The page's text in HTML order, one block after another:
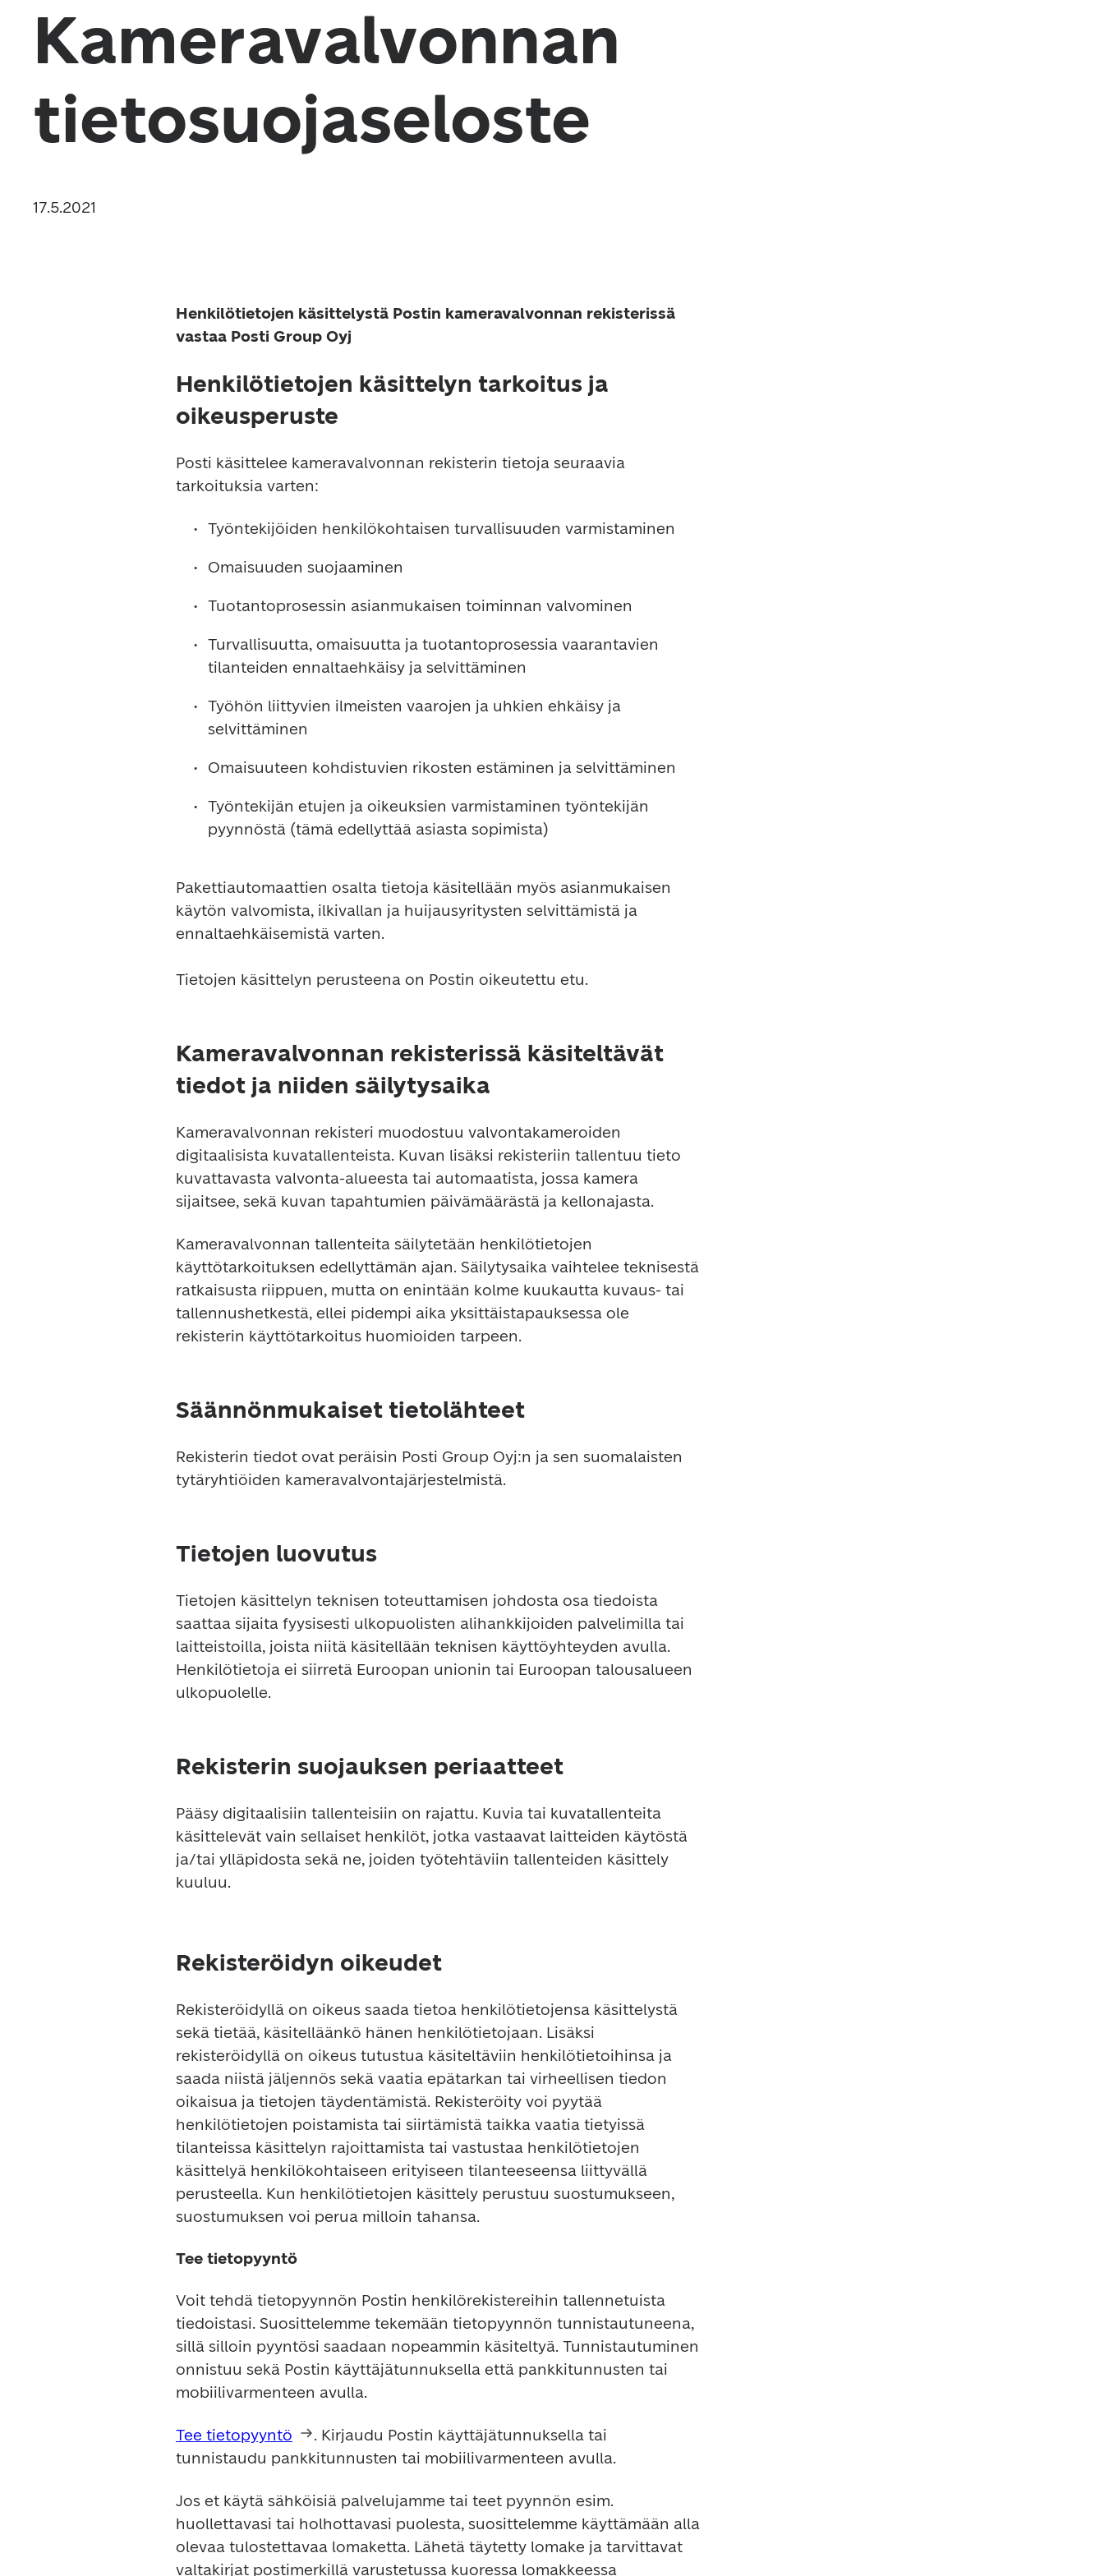
Kameravalvonnan
tietosuojaseloste
Henkilötietojen käsittelystä Postin kameravalvonnan rekisterissä
vastaa Posti Group Oyj
Henkilötietojen käsittelyn tarkoitus ja
oikeusperuste
Posti käsittelee kameravalvonnan rekisterin tietoja seuraavia
tarkoituksia varten:
Työntekijöiden henkilökohtaisen turvallisuuden varmistaminen
Omaisuuden suojaaminen
Tuotantoprosessin asianmukaisen toiminnan valvominen
Turvallisuutta, omaisuutta ja tuotantoprosessia vaarantavien
tilanteiden ennaltaehkäisy ja selvittäminen
Työhön liittyvien ilmeisten vaarojen ja uhkien ehkäisy ja
selvittäminen
Omaisuuteen kohdistuvien rikosten estäminen ja selvittäminen
Työntekijän etujen ja oikeuksien varmistaminen työntekijän
pyynnöstä (tämä edellyttää asiasta sopimista)
Pakettiautomaattien osalta tietoja käsitellään myös asianmukaisen
käytön valvomista, ilkivallan ja huijausyritysten selvittämistä ja
ennaltaehkäisemistä varten.
Kameravalvonnan rekisterissä käsiteltävät
tiedot ja niiden säilytysaika
Kameravalvonnan rekisteri muodostuu valvontakameroiden
digitaalisista kuvatallenteista. Kuvan lisäksi rekisteriin tallentuu tieto
kuvattavasta valvonta-alueesta tai automaatista, jossa kamera
sijaitsee, sekä kuvan tapahtumien päivämäärästä ja kellonajasta.
Kameravalvonnan tallenteita säilytetään henkilötietojen
käyttötarkoituksen edellyttämän ajan. Säilytysaika vaihtelee teknisestä
ratkaisusta riippuen, mutta on enintään kolme kuukautta kuvaus- tai
tallennushetkestä, ellei pidempi aika yksittäistapauksessa ole
rekisterin käyttötarkoitus huomioiden tarpeen.
Säännönmukaiset tietolähteet
Rekisterin tiedot ovat peräisin Posti Group Oyj:n ja sen suomalaisten
tytäryhtiöiden kameravalvontajärjestelmistä.
Tietojen luovutus
Tietojen käsittelyn teknisen toteuttamisen johdosta osa tiedoista
saattaa sijaita fyysisesti ulkopuolisten alihankkijoiden palvelimilla tai
laitteistoilla, joista niitä käsitellään teknisen käyttöyhteyden avulla.
Henkilötietoja ei siirretä Euroopan unionin tai Euroopan talousalueen
ulkopuolelle.
Rekisterin suojauksen periaatteet
Pääsy digitaalisiin tallenteisiin on rajattu. Kuvia tai kuvatallenteita
käsittelevät vain sellaiset henkilöt, jotka vastaavat laitteiden käytöstä
ja/tai ylläpidosta sekä ne, joiden työtehtäviin tallenteiden käsittely
kuuluu.
Rekisteröidyn oikeudet
Rekisteröidyllä on oikeus saada tietoa henkilötietojensa käsittelystä
sekä tietää, käsitelläänkö hänen henkilötietojaan. Lisäksi
rekisteröidyllä on oikeus tutustua käsiteltäviin henkilötietoihinsa ja
saada niistä jäljennös sekä vaatia epätarkan tai virheellisen tiedon
oikaisua ja tietojen täydentämistä. Rekisteröity voi pyytää
henkilötietojen poistamista tai siirtämistä taikka vaatia tietyissä
tilanteissa käsittelyn rajoittamista tai vastustaa henkilötietojen
käsittelyä henkilökohtaiseen erityiseen tilanteeseensa liittyvällä
perusteella. Kun henkilötietojen käsittely perustuu suostumukseen,
suostumuksen voi perua milloin tahansa.
Tee tietopyyntö
Voit tehdä tietopyynnön Postin henkilörekistereihin tallennetuista
tiedoistasi. Suosittelemme tekemään tietopyynnön tunnistautuneena,
sillä silloin pyyntösi saadaan nopeammin käsiteltyä. Tunnistautuminen
onnistuu sekä Postin käyttäjätunnuksella että pankkitunnusten tai
mobiilivarmenteen avulla.
Tee tietopyyntö
. Kirjaudu Postin käyttäjätunnuksella tai
tunnistaudu pankkitunnusten tai mobiilivarmenteen avulla.
Jos et käytä sähköisiä palvelujamme tai teet pyynnön esim.
huollettavasi tai holhottavasi puolesta, suosittelemme käyttämään alla
olevaa tulostettavaa lomaketta. Lähetä täytetty lomake ja tarvittavat
valtakirjat postimerkillä varustetussa kuoressa lomakkeessa